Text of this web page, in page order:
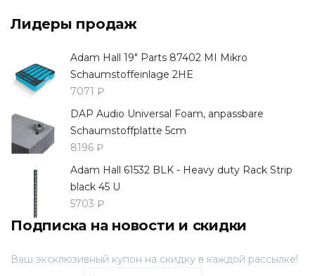
Лидеры продаж
Adam Hall 19" Parts 87402 MI Mikro
Schaumstoffeinlage 2HE
7071 ₽
DAP Audio Universal Foam, anpassbare
Schaumstoffplatte 5cm
8196 ₽
Adam Hall 61532 BLK - Heavy duty Rack Strip
black 45 U
5703 ₽
Подписка на новости и скидки
Ваш эксклюзивный купон на скидку в каждой рассылке!